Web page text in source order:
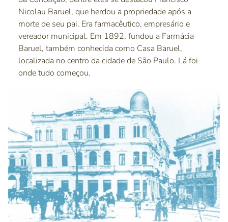
Nicolau Baruel, que herdou a propriedade após a
morte de seu pai. Era farmacêutico, empresário e
vereador municipal. Em 1892, fundou a Farmácia
Baruel, também conhecida como Casa Baruel,
localizada no centro da cidade de São Paulo. Lá foi
onde tudo começou.